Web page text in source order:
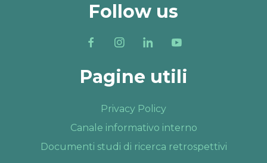
Follow us
Pagine utili
Privacy Policy
Canale informativo interno
Documenti studi di ricerca retrospettivi